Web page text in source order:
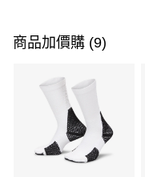
信用卡一次付款
3 期 0 利率 每期
合作金庫商業銀行
華南商業銀行
上海商業儲蓄銀行
Apple Pay
商品加價購 (9)